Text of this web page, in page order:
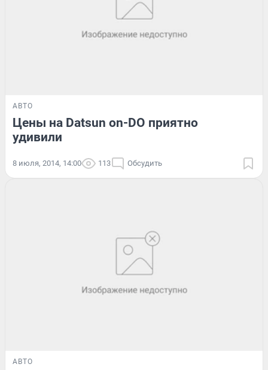
АВТО
Цены на Datsun on-DO приятно
удивили
8 июля, 2014, 14:00 113 Обсудить
АВТО